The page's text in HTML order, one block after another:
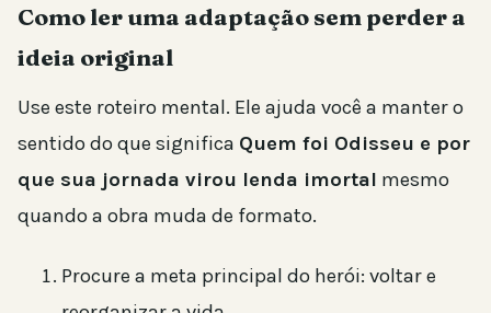
Como ler uma adaptação sem perder a
ideia original
Use este roteiro mental. Ele ajuda você a manter o
sentido do que significa Quem foi Odisseu e por
que sua jornada virou lenda imortal mesmo
quando a obra muda de formato.
Procure a meta principal do herói: voltar e